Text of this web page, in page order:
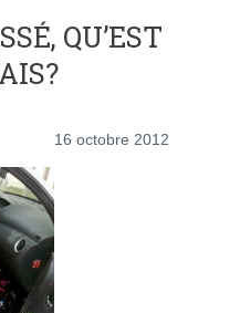
QU’EST
16 octobre 2012